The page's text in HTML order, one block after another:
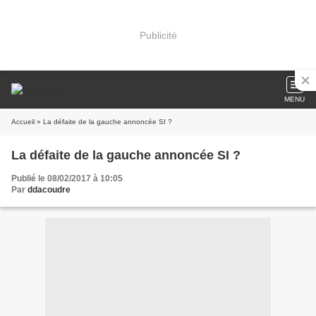
Publicité
MENU
Accueil » La défaite de la gauche annoncée SI ?
La défaite de la gauche annoncée SI ?
Publié le 08/02/2017 à 10:05
Par ddacoudre